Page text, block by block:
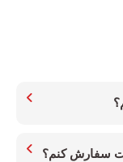
سفارش کنم؟